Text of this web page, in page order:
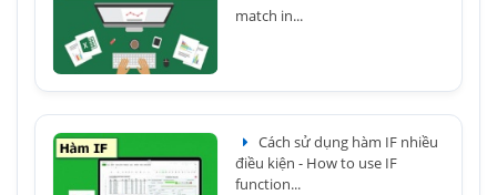
match in...
Cách sử dụng hàm IF nhiều
điều kiện - How to use IF
function...